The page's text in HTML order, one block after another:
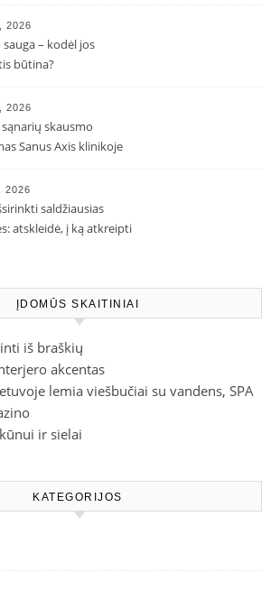
2026
sauga – kodėl jos
būtina?
2026
skausmo
Sanus Axis klinikoje
2026
saldžiausias
atskleidė, į ką atkreipti
ĮDOMŪS SKAITINIAI
iš braškių
akcentas
lemia viešbučiai su vandens, SPA
ir sielai
KATEGORIJOS